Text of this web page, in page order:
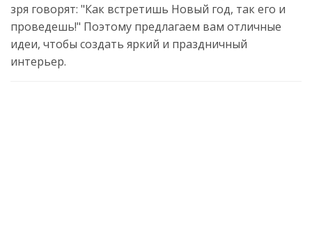
зря говорят: "Как встретишь Новый год, так его и
проведешь!" Поэтому предлагаем вам отличные
идеи, чтобы создать яркий и праздничный
интерьер.